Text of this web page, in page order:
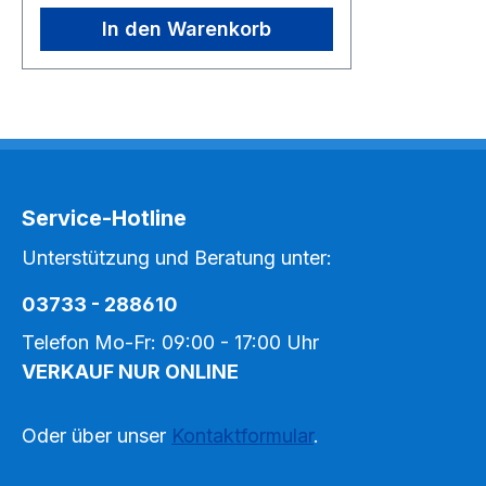
robuster Ausführung mit
Schneiden, die mit einer
Feinzahnung bzw. Mikrozahnung
feinen und dünnen Stoffen präzise
Schnittkanten ausfransen. Solange
Vorrat reicht noch 1 Stück auf
Lageraus hochwertigem Solinger
In den Warenkorb
Service-Hotline
Unterstützung und Beratung unter:
03733 - 288610
Telefon Mo-Fr: 09:00 - 17:00 Uhr
VERKAUF NUR ONLINE
Oder über unser Kontaktformular.